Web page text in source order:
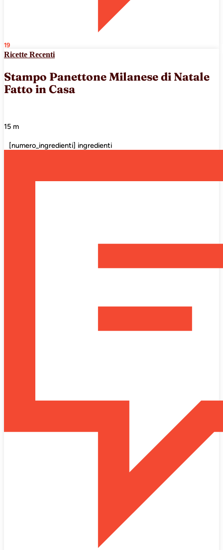
19
Ricette Recenti
Stampo Panettone Milanese di Natale
Fatto in Casa
15 m
[numero_ingredienti] ingredienti